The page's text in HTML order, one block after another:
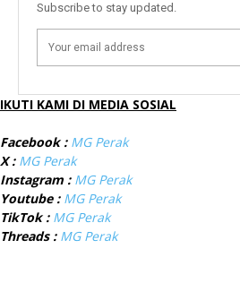
Subscribe to stay updated.
IKUTI KAMI DI MEDIA SOSIAL
Facebook : MG Perak
X : MG Perak
Instagram : MG Perak
Youtube : MG Perak
TikTok : MG Perak
Threads : MG Perak